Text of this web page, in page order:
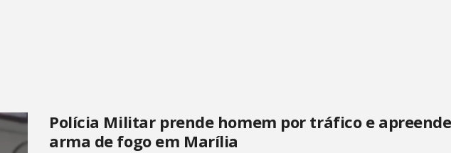
Polícia Militar prende homem por tráfico e
arma de fogo em Marília